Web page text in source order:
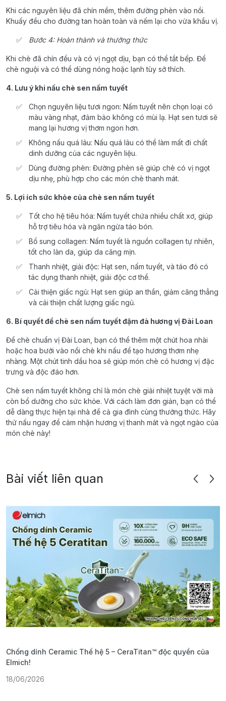
Khi các nguyên liệu đã chín mềm, thêm đường phèn vào nồi.
Khuấy đều cho đường tan hoàn toàn và nếm lại cho vừa khẩu vị.
Bước 4: Hoàn thành và thưởng thức
Khi chè đã chín đều và có vị ngọt dịu, bạn có thể tắt bếp. Để
chè nguội và có thể dùng nóng hoặc lạnh tùy sở thích.
4. Lưu ý khi nấu chè sen nấm tuyết
Chọn nguyên liệu tươi ngon: Nấm tuyết nên chọn loại có
màu vàng nhạt, đảm bảo không có mùi lạ. Hạt sen tươi sẽ
mang lại hương vị thơm ngon hơn.
Không nấu quá lâu: Nấu quá lâu có thể làm mất đi chất
dinh dưỡng của các nguyên liệu.
Dùng đường phèn: Đường phèn sẽ giúp chè có vị ngọt
dịu nhẹ, phù hợp cho các món chè thanh mát.
5. Lợi ích sức khỏe của chè sen nấm tuyết
Tốt cho hệ tiêu hóa: Nấm tuyết chứa nhiều chất xơ, giúp
hỗ trợ tiêu hóa và ngăn ngừa táo bón.
Bổ sung collagen: Nấm tuyết là nguồn collagen tự nhiên,
tốt cho làn da, giúp da căng mịn.
Thanh nhiệt, giải độc: Hạt sen, nấm tuyết, và táo đỏ có
tác dụng thanh nhiệt, giải độc cơ thể.
Cải thiện giấc ngủ: Hạt sen giúp an thần, giảm căng thẳng
và cải thiện chất lượng giấc ngủ.
6. Bí quyết để chè sen nấm tuyết đậm đà hương vị Đài Loan
Để chè chuẩn vị Đài Loan, bạn có thể thêm một chút hoa nhài
hoặc hoa bưởi vào nồi chè khi nấu để tạo hương thơm nhẹ
nhàng. Một chút tinh dầu hoa sẽ giúp món chè có hương vị đặc
trưng và độc đáo hơn.
Chè sen nấm tuyết không chỉ là món chè giải nhiệt tuyệt vời mà
còn bổ dưỡng cho sức khỏe. Với cách làm đơn giản, bạn có thể
dễ dàng thực hiện tại nhà để cả gia đình cùng thưởng thức. Hãy
thử nấu ngay để cảm nhận hương vị thanh mát và ngọt ngào của
món chè này!
Bài viết liên quan
Chống dính Ceramic Thế hệ 5 – CeraTitan™ độc quyền của
Elmich!
18/06/2026